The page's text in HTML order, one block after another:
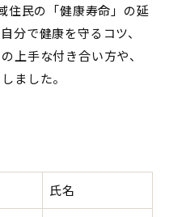
住民の「健康寿命」の延
分で健康を守るコツ、
上手な付き合い方や、
ました。
氏名